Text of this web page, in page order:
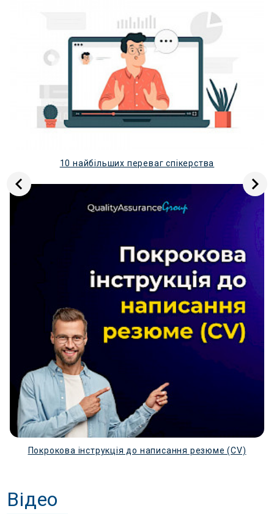
НАВИЧКИ \ HARD Skills \ SOFT Skills
(технічні (жорсткі) навички) - це стек
технічних навичок, які ви використовуєте у роботі.
Їх можна просто перечислити, а можна - напроти
кожної поставити рівень володіння за шкалою - від
базового (початкового) рівня до професійного
володіння. Зазвичай саме рівень володіння технічим
стеком цікавить рекрутерів найбільше. Їх не
індивідуальних якостей, які характеризують вас як
особистість. Їх зазначають 3-4 найбільш релевантних.
Рекомендовано не зазначити багато шаблонних
навичок, краще менше та лише ті, які притаманні вам і
які ви можете підтвердити на конкретних прикладах з
ДОСВІД РОБОТИ \ Еxperience
Досвід роботи вказуємо у хронологічній послідовності
від останнього місця роботи до попереднього.
Зазначаємо період роботи, назву компанії
(підприємства) та посаду. Бажано зазначити
досягнення на попередній роботі, особливо цінно,
якщо ці досягнення можна виразити у числовому
еквіваленті.
Якщо досвід нерелевантний - пишемо останні 1-2
місця роботи без лишнього опису. АЛЕ, якщо маєте
досягнення - пропишіть.
У описі до посади зазначте ваші обов’язки та
компетенції (коротко і по суті).
Розділ створюється, якщо у ньому є що показати.
У цьому розділі прописується назва проєкта,
10 найбільших переваг спікерства
Покрокова інструкція до написання резюме (CV)
Відео